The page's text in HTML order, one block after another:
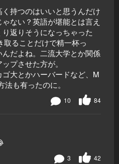
持つのはいいと思うんだけ
ない？英語が堪能とは言え
返りそうになっちゃった
ることだけで精一杯っ
だよね。二流大学とか関係
プさせた方が。
大とかハーバードなど、M
も有ったのに。
84
10
42
3